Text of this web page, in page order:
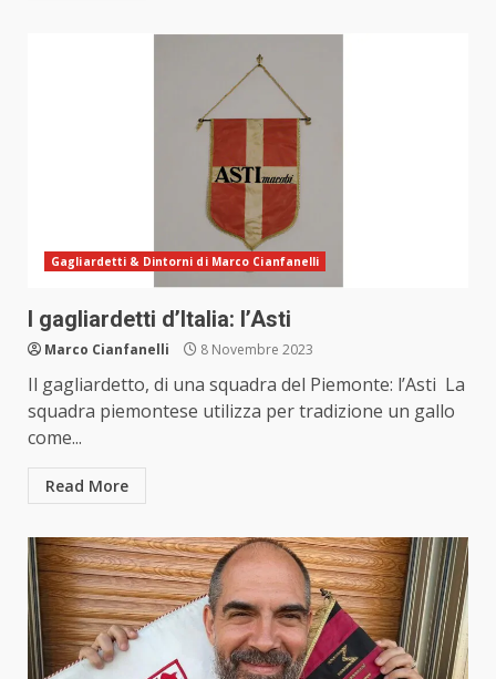
Gagliardetti & Dintorni di Marco Cianfanelli
I gagliardetti d’Italia: l’Asti
Marco Cianfanelli 8 Novembre 2023
Il gagliardetto, di una squadra del Piemonte: l’Asti La
squadra piemontese utilizza per tradizione un gallo
come...
Read More